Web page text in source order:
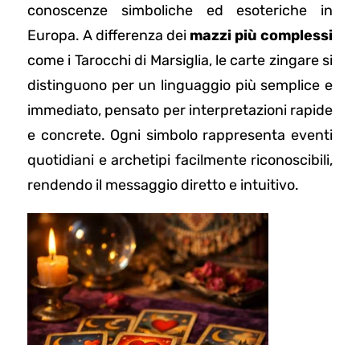
conoscenze simboliche ed esoteriche in
Europa. A differenza dei mazzi più complessi
come i Tarocchi di Marsiglia, le carte zingare si
distinguono per un linguaggio più semplice e
immediato, pensato per interpretazioni rapide
e concrete. Ogni simbolo rappresenta eventi
quotidiani e archetipi facilmente riconoscibili,
rendendo il messaggio diretto e intuitivo.